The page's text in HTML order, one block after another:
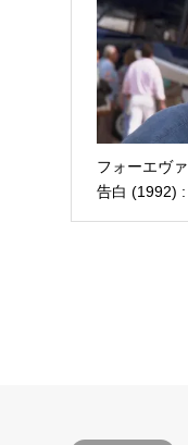
フォーエヴ
告白 (1992)